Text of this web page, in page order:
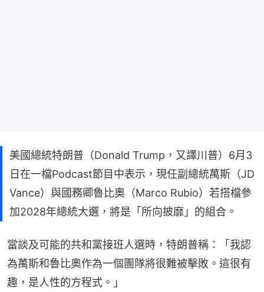
美國總統特朗普（Donald Trump，又譯川普）6月3
日在一檔Podcast節目中表示，現任副總統萬斯（JD
Vance）與國務卿魯比奧（Marco Rubio）若搭檔參
加2028年總統大選，將是「所向披靡」的組合。
當談及可能的共和黨接班人選時，特朗普稱：「我認
為萬斯和魯比奧作為一個團隊將很難被擊敗。這很有
趣，是人性的方程式。」